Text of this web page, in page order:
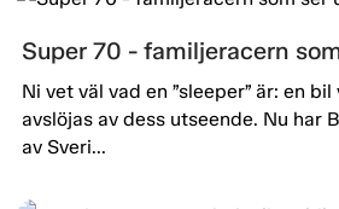
Super 70 - familjeracern
Ni vet väl vad en ”sleeper” är: en
avslöjas av dess utseende. Nu har
av Sveri...